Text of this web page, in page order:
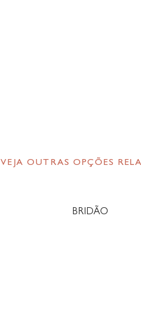
VEJA OUTRAS OPÇÕES
BRIDÃO